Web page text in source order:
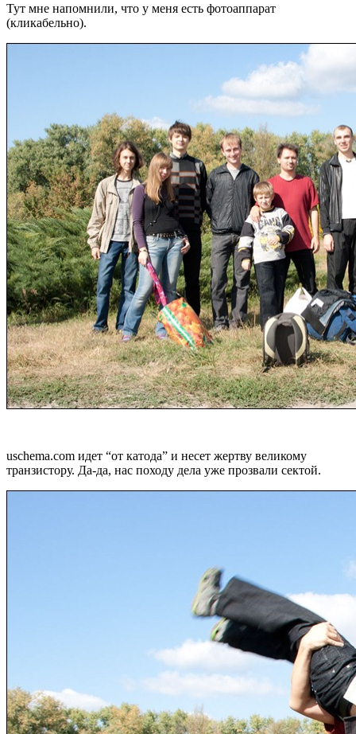
Тут мне напомнили, что у меня есть фотоаппарат
(кликабельно).
uschema.com идет “от катода” и несет жертву великому
транзистору. Да-да, нас походу дела уже прозвали сектой.